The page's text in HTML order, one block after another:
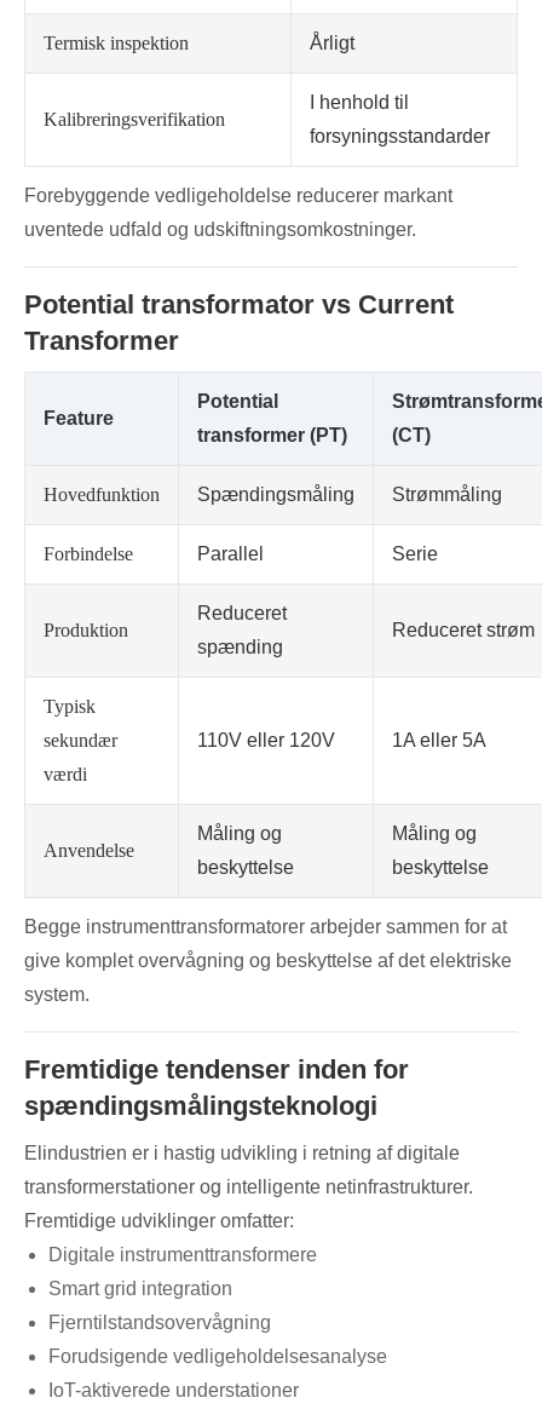
Termisk inspektion Årligt
Kalibreringsverifikation
I henhold til
forsyningsstandarder
Forebyggende vedligeholdelse reducerer markant
uventede udfald og udskiftningsomkostninger.
Potential transformator vs Current
Transformer
Feature
Potential
transformer (PT)
(CT)
Hovedfunktion Spændingsmåling Strømmåling
Forbindelse Parallel Serie
Produktion
Reduceret
spænding
Reduceret strøm
Typisk
sekundær
værdi
110V eller 120V 1A eller 5A
Anvendelse
Måling og
beskyttelse
Måling og
beskyttelse
Begge instrumenttransformatorer arbejder sammen for at
give komplet overvågning og beskyttelse af det elektriske
system.
Fremtidige tendenser inden for
spændingsmålingsteknologi
Elindustrien er i hastig udvikling i retning af digitale
transformerstationer og intelligente netinfrastrukturer.
Fremtidige udviklinger omfatter:
Digitale instrumenttransformere
Smart grid integration
Fjerntilstandsovervågning
Forudsigende vedligeholdelsesanalyse
IoT-aktiverede understationer